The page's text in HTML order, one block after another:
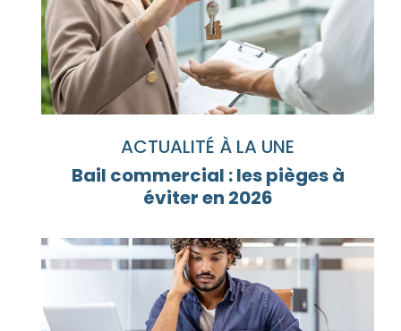
ACTUALITÉ À LA UNE
Bail commercial : les pièges à
éviter en 2026